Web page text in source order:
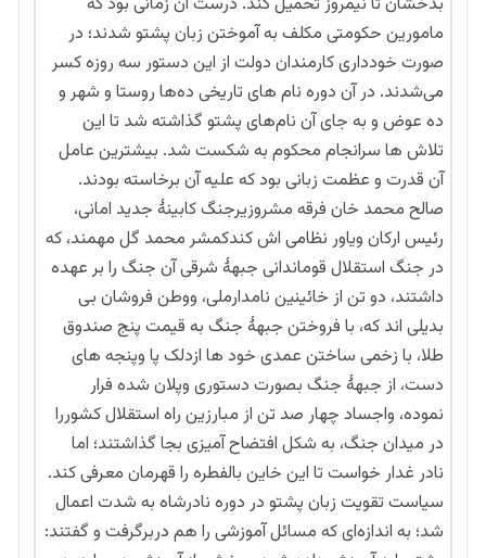
مامورین حکومتی مکلف به آموختن زبان پشتو شدند؛ در
صورت خودداری کارمندان دولت از این دستور سه روزه کسر
می‌شدند. در آن دوره نام های تاریخی ده‌ها روستا و شهر و
ده عوض و به جای آن نام‌های پشتو گذاشته شد تا این
تلاش ها سرانجام محکوم به شکست شد. بیشترین عامل
آن قدرت و عظمت زبانی بود که علیه آن برخاسته بودند.
صالح محمد خان فرقه مشروزیرجنگ کابینۀ جدید امانی،
رئیس ارکان ویاور نظامی اش کندکمشر محمد گل مهمند، که
در جنگ استقلال قوماندانی جبهۀ شرقی آن جنگ را بر عهده
داشتند، دو تن از خائینین نامدارملی، ووطن فروشان بی
بدیلی اند که، با فروختن جبهۀ جنگ به قیمت پنج صندوق
طلا، با زخمی ساختن عمدی خود ها ازدلک پا وپنجه های
دست، از جبهۀ جنگ بصورت دستوری وپلان شده فرار
نموده، واجساد چهار صد تن از مبارزین راه استقلال کشوررا
در میدان جنگ، به شکل افتضاح آمیزی بجا گذاشتند؛ اما
نادر غدار خواست تا این خاین بالفطره را قهرمان معرفی کند.
سیاست تقویت زبان پشتو در دوره نادرشاه به شدت اعمال
شد؛ به اندازه‌ای که مسائل آموزشی را هم دربرگرفت و گفتند: